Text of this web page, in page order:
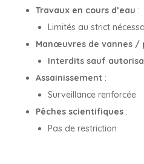
Travaux en cours d’eau :
Limités au strict
Manœuvres de vannes /
Interdits sauf
Assainissement:
Surveillance renforcée
Pêches scientifiques:
Pas de restriction